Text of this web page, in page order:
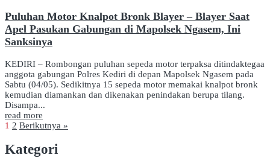
Puluhan Motor Knalpot Bronk Blayer – Blayer Saat
Apel Pasukan Gabungan di Mapolsek Ngasem, Ini
Sanksinya
KEDIRI – Rombongan puluhan sepeda motor terpaksa ditindaktegaa
anggota gabungan Polres Kediri di depan Mapolsek Ngasem pada
Sabtu (04/05). Sedikitnya 15 sepeda motor memakai knalpot bronk
kemudian diamankan dan dikenakan penindakan berupa tilang.
Disampa...
read more
1 2 Berikutnya »
Kategori